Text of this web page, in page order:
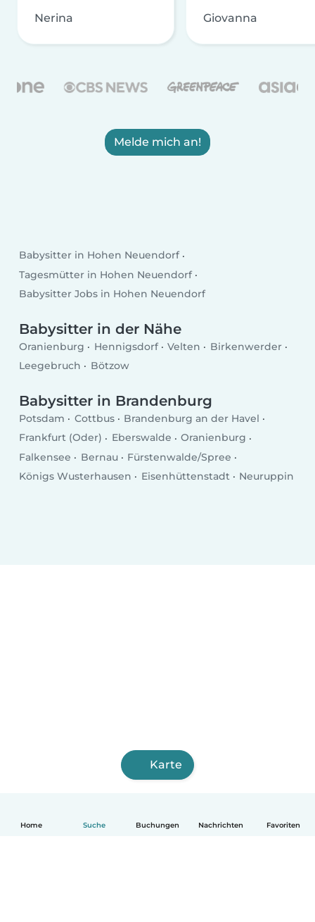
Home Suche Buchungen Nachrichten Favoriten
Nerina Giovanna
Melde mich an!
Babysitter in Hohen Neuendorf
Tagesmütter in Hohen Neuendorf
Babysitter Jobs in Hohen Neuendorf
Babysitter in der Nähe
Oranienburg Hennigsdorf Velten
Birkenwerder
Leegebruch
Bötzow
Babysitter in Brandenburg
Potsdam Cottbus
Brandenburg an der Havel
Frankfurt (Oder)
Eberswalde
Oranienburg
Falkensee
Bernau
Fürstenwalde/Spree
Königs Wusterhausen
Eisenhüttenstadt Neuruppin
Karte